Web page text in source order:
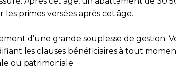
primes versées après cet âge.
d’une grande souplesse de gestion.
les clauses bénéficiaires à tout
ou patrimoniale.